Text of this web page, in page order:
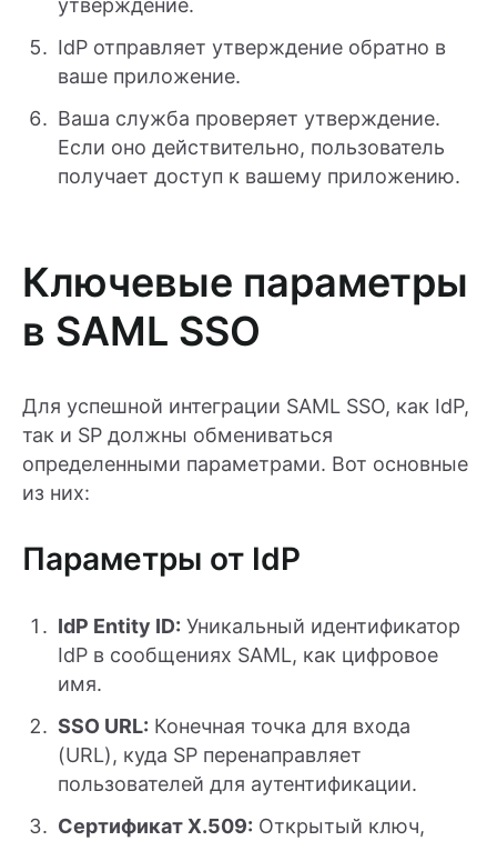
утверждение.
IdP отправляет утверждение обратно в
ваше приложение.
Ваша служба проверяет утверждение.
Если оно действительно, пользователь
получает доступ к вашему приложению.
Ключевые параметры
в SAML SSO
Для успешной интеграции SAML SSO, как IdP,
так и SP должны обмениваться
определенными параметрами. Вот основные
из них:
Параметры от IdP
IdP Entity ID: Уникальный идентификатор
IdP в сообщениях SAML, как цифровое
имя.
SSO URL: Конечная точка для входа
(URL), куда SP перенаправляет
пользователей для аутентификации.
Сертификат X.509: Открытый ключ,